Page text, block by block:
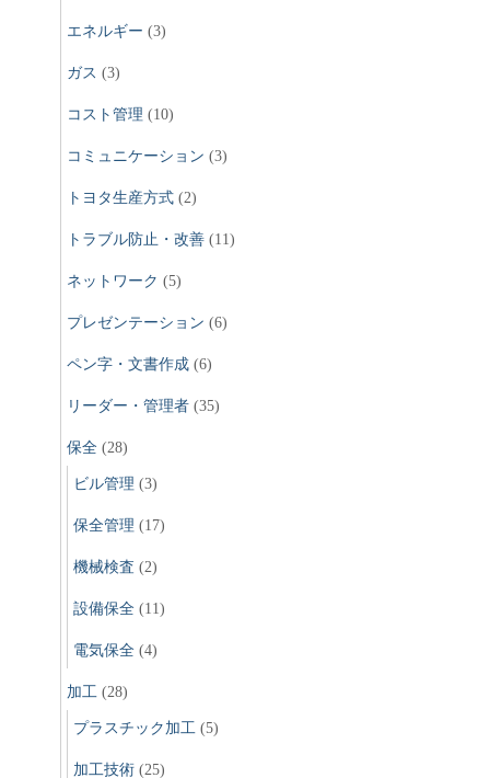
エネルギー (3)
ガス (3)
コスト管理 (10)
コミュニケーション (3)
トヨタ生産方式 (2)
トラブル防止・改善 (11)
ネットワーク (5)
プレゼンテーション (6)
ペン字・文書作成 (6)
リーダー・管理者 (35)
保全 (28)
ビル管理 (3)
保全管理 (17)
機械検査 (2)
設備保全 (11)
電気保全 (4)
加工 (28)
プラスチック加工 (5)
加工技術 (25)